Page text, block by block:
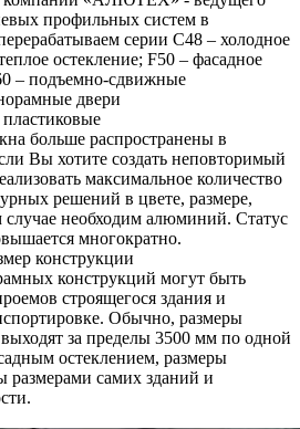
профильных систем в
серии С48 – холодное
остекление; F50 – фасадное
– подъемно-сдвижные
двери
больше распространены в
Вы хотите создать неповторимый
максимальное количество
решений в цвете, размере,
необходим алюминий. Статус
многократно.
конструкции
конструкций могут быть
строящегося здания и
Обычно, размеры
за пределы 3500 мм по одной
остеклением, размеры
размерами самих зданий и